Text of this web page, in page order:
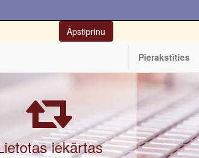
Apstiprinu
Pierakstīties
iekārtas